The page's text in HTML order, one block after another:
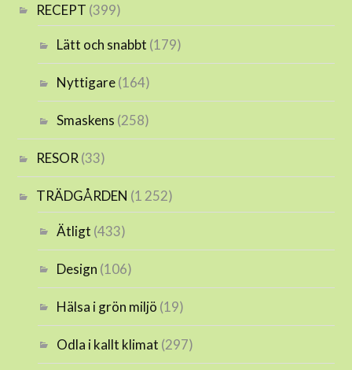
RECEPT (399)
Lätt och snabbt (179)
Nyttigare(164)
Smaskens (258)
RESOR(33)
TRÄDGÅRDEN (1 252)
Ätligt (433)
Design (106)
Hälsa i grön miljö (19)
Odla i kallt klimat (297)